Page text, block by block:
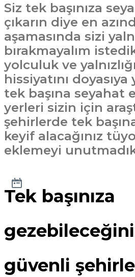
Siz tek başınıza
çıkarın diye en
aşamasında sizi
bırakmayalım
yolculuk ve
hissiyatını doyasıya
tek başına seyahat
yerleri sizin için
şehirlerde tek
keyif alacağınız
eklemeyi
Tek başınıza
güvenli